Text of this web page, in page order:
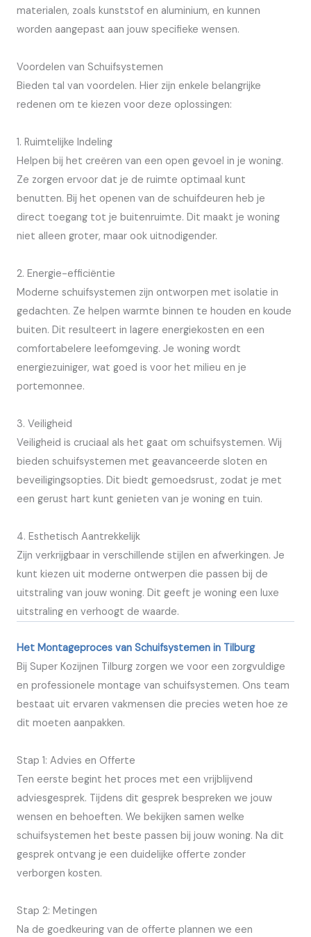
materialen, zoals kunststof en aluminium, en kunnen
worden aangepast aan jouw specifieke wensen.
Voordelen van Schuifsystemen
Bieden tal van voordelen. Hier zijn enkele belangrijke
redenen om te kiezen voor deze oplossingen:
1. Ruimtelijke Indeling
Helpen bij het creëren van een open gevoel in je woning.
Ze zorgen ervoor dat je de ruimte optimaal kunt
benutten. Bij het openen van de schuifdeuren heb je
direct toegang tot je buitenruimte. Dit maakt je woning
niet alleen groter, maar ook uitnodigender.
2. Energie-efficiëntie
Moderne schuifsystemen zijn ontworpen met isolatie in
gedachten. Ze helpen warmte binnen te houden en koude
buiten. Dit resulteert in lagere energiekosten en een
comfortabelere leefomgeving. Je woning wordt
energiezuiniger, wat goed is voor het milieu en je
portemonnee.
3. Veiligheid
Veiligheid is cruciaal als het gaat om schuifsystemen. Wij
bieden schuifsystemen met geavanceerde sloten en
beveiligingsopties. Dit biedt gemoedsrust, zodat je met
een gerust hart kunt genieten van je woning en tuin.
4. Esthetisch Aantrekkelijk
Zijn verkrijgbaar in verschillende stijlen en afwerkingen. Je
kunt kiezen uit moderne ontwerpen die passen bij de
uitstraling van jouw woning. Dit geeft je woning een luxe
uitstraling en verhoogt de waarde.
Het Montageproces van Schuifsystemen in Tilburg
Bij Super Kozijnen Tilburg zorgen we voor een zorgvuldige
en professionele montage van schuifsystemen. Ons team
bestaat uit ervaren vakmensen die precies weten hoe ze
dit moeten aanpakken.
Stap 1: Advies en Offerte
Ten eerste begint het proces met een vrijblijvend
adviesgesprek. Tijdens dit gesprek bespreken we jouw
wensen en behoeften. We bekijken samen welke
schuifsystemen het beste passen bij jouw woning. Na dit
gesprek ontvang je een duidelijke offerte zonder
verborgen kosten.
Stap 2: Metingen
Na de goedkeuring van de offerte plannen we een